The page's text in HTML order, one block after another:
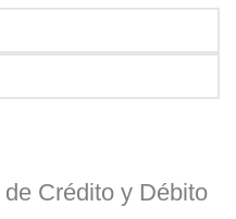
de Crédito y Débito